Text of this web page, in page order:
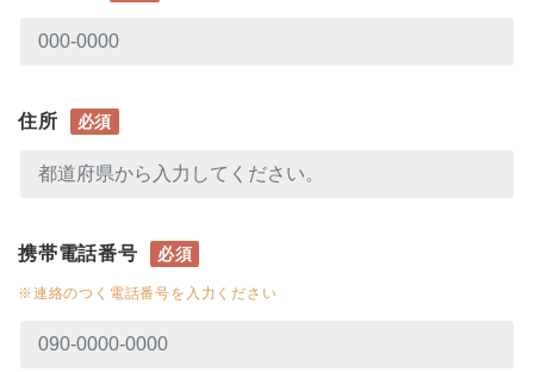
住所 必須
携帯電話番号 必須
※連絡のつく電話番号を入力ください